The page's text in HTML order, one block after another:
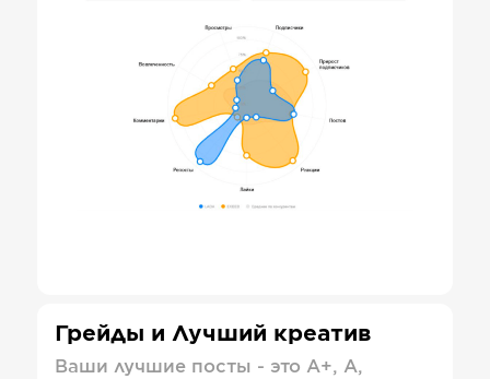
Грейды и Лучший креатив
Ваши лучшие посты - это А+, А,